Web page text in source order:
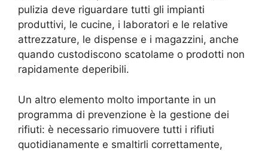
pulizia deve riguardare tutti gli impianti
produttivi, le cucine, i laboratori e le relative
attrezzature, le dispense e i magazzini, anche
quando custodiscono scatolame o prodotti non
rapidamente deperibili.
Un altro elemento molto importante in un
programma di prevenzione è la gestione dei
rifiuti: è necessario rimuovere tutti i rifiuti
quotidianamente e smaltirli correttamente,